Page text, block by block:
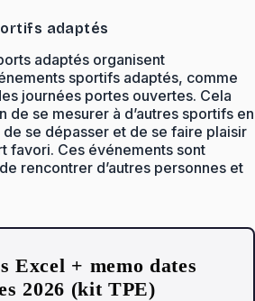
adaptés
adaptés organisent
sportifs adaptés, comme
journées portes ouvertes. Cela
de se mesurer à d’autres sportifs en
se dépasser et de se faire plaisir
favori. Ces événements sont
rencontrer d’autres personnes et
Excel + memo dates
2026 (kit TPE)